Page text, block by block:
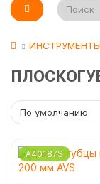
ИНСТРУМЕНТЫ
A40187S